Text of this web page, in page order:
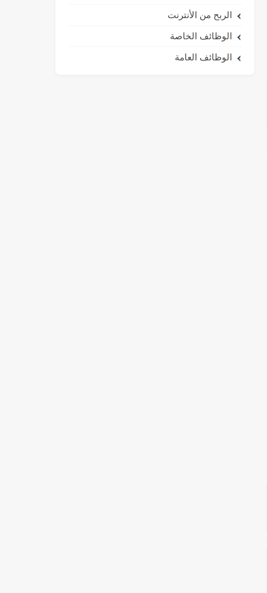
الربح من الأنترنت
الوظائف الخاصة
الوظائف العامة